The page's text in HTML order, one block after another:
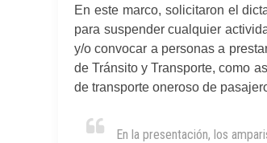
En este marco, solicitaron el
para suspender cualquier
y/o convocar a personas a
de Tránsito y Transporte, como
de transporte oneroso de
En la presentación, los